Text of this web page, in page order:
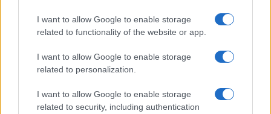
I want to allow Google to enable storage
related to functionality of the website or app.
I want to allow Google to enable storage
related to personalization.
I want to allow Google to enable storage
related to security, including authentication
18η συνεχόμενη χρονιά για τον ΟΤΕ στη διεθνή σειρά